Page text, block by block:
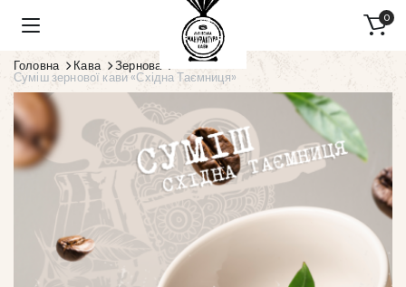
0
Головна Кава Зернова
Суміш зернової кави «Східна Таємниця»